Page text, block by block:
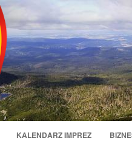
KALENDARZ IMPREZ